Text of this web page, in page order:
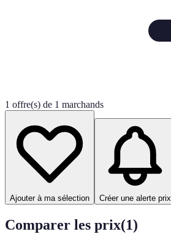
1 offre(s) de 1 marchands
Ajouter à ma sélection Créer une alerte prix
Comparer les prix(1)